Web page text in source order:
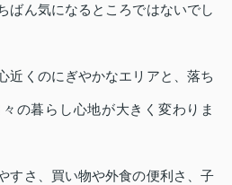
ばん気になるところではないでし
近くのにぎやかなエリアと、落ち
の暮らし心地が大きく変わりま
すさ、買い物や外食の便利さ、子